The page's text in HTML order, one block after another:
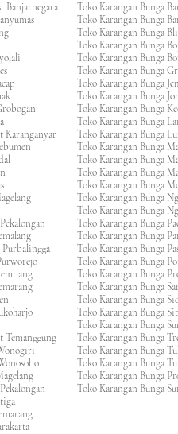
Banjarnegara
Karanganyar
Purbalingga
Temanggung
Toko Karangan Bunga
Toko Karangan Bunga
Toko Karangan Bunga
Toko Karangan Bunga
Toko Karangan Bunga
Toko Karangan Bunga
Toko Karangan Bunga
Toko Karangan Bunga
Toko Karangan Bunga
Toko Karangan Bunga
Toko Karangan Bunga
Toko Karangan Bunga
Toko Karangan Bunga
Toko Karangan Bunga
Toko Karangan Bunga
Toko Karangan Bunga
Toko Karangan Bunga
Toko Karangan Bunga
Toko Karangan Bunga
Toko Karangan Bunga
Toko Karangan Bunga
Toko Karangan Bunga
Toko Karangan Bunga
Toko Karangan Bunga
Toko Karangan Bunga
Toko Karangan Bunga
Toko Karangan Bunga
Toko Karangan Bunga
Toko Karangan Bunga
Toko Karangan Bunga
Toko Karangan Bunga